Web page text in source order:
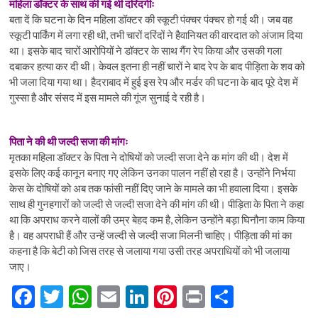
महिला डॉक्टर के साथ की गई थी दरिंदगीः
बता दें कि घटना के दिन महिला डॉक्टर की स्कूटी पंक्चर पंक्चर हो गई थी। जब वह
स्कूटी पार्किंग में लगा रही थी, तभी चारों दरिंदों ने हैवानियत की वारदात को अंजाम दिया
था। इसके बाद चारों आरोपियों ने डॉक्टर के साथ गैंग रेप किया और उसकी गला
दबाकर हत्या कर दी थी। केवल इतना ही नहीं चारों ने बाद रेप के बाद पीड़िता के शव को
भी जला दिया गया था। हैदराबाद में हुई इस रेप और मर्डर की घटना के बाद पूरे देश में
गुस्सा है और संसद में इस मामले की गूंज सुनाई दे रही है।
पिता ने की थी जल्दी सजा की मांगः
मृतका महिला डॉक्टर के पिता ने दोषियों को जल्दी सजा देने क मांग की थी। देश में
इसके लिए कई कानून बनाए गए लेकिन उनका पालन नहीं हो रहा है। उन्होंने निर्भया
केस के दोषियों को अब तक फांसी नहीं दिए जाने के मामले का भी हवाला दिया। इसके
साथ ही गुनहगारों को जल्दी से जल्दी सजा देने की मांग की थी। पीड़िता के पिता ने कहा
था कि अपराध करने वालों की उम्र बेहद कम है, लेकिन उन्होंने बड़ा घिनौना काम किया
है। वह अपराधी हैं और उन्हें जल्दी से जल्दी सजा मिलनी चाहिए। पीड़िता की मां का
कहना है कि बेटी को जिस तरह से जलाया गया उसी तरह अपराधियों को भी जलाया
जाए।
F
T
W E
Li Pi Pr